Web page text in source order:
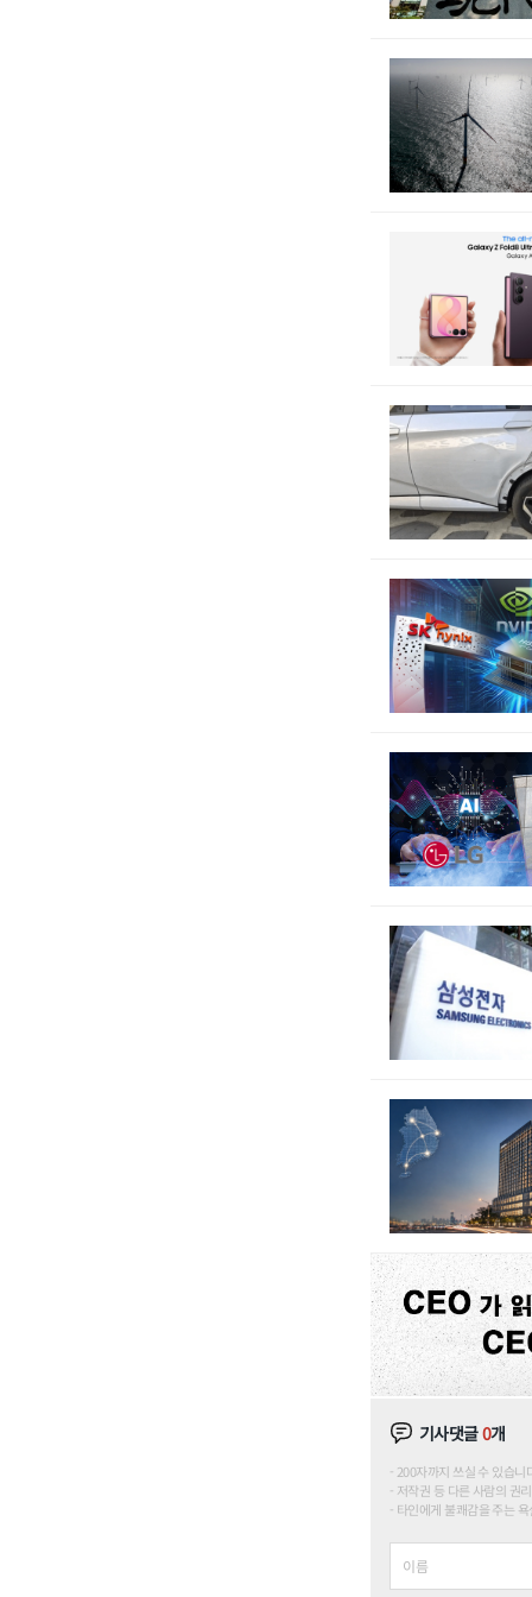
기사댓글0개
200자까지 쓰실 수 있습
저작권 등 다른 사람의 권
타인에게 불쾌감을 주는